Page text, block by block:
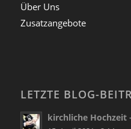
Über Uns
Zusatzangebote
LETZTE BLOG-
kirchliche Hochzeit